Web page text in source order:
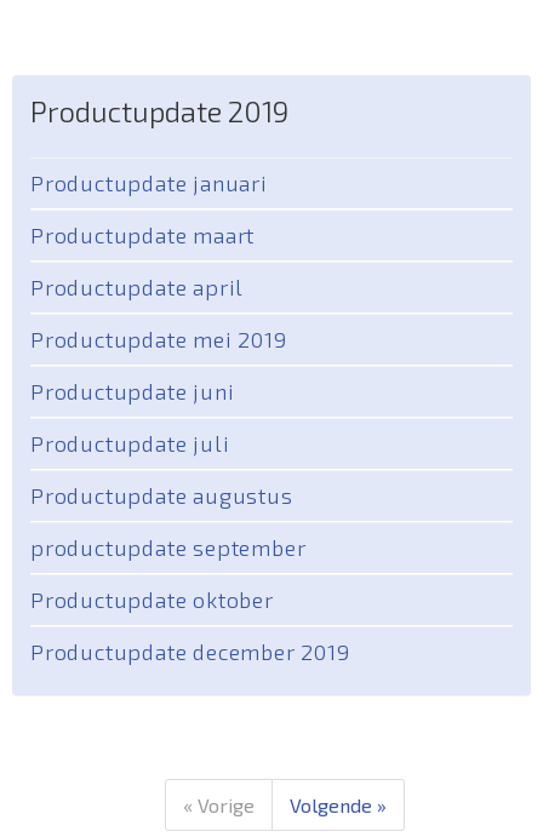
Productupdate 2019
Productupdate januari
Productupdate maart
Productupdate april
Productupdate mei 2019
Productupdate juni
Productupdate juli
Productupdate augustus
productupdate september
Productupdate oktober
Productupdate december 2019
« Vorige Volgende »